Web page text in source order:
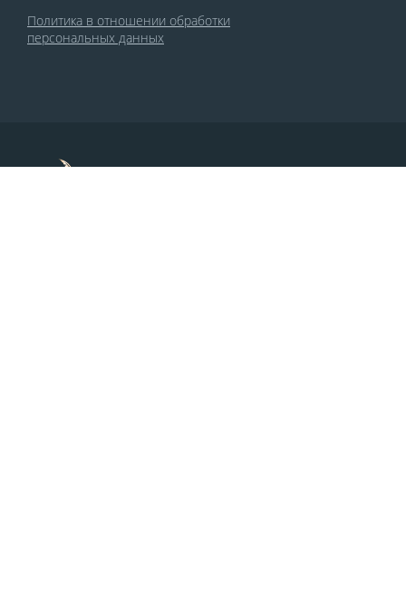
Политика в отношении обработки
персональных данных